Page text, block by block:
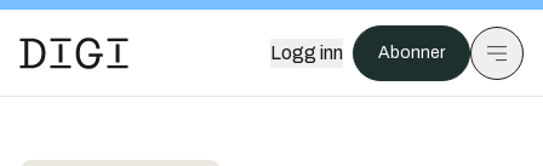
Logg inn Abonner